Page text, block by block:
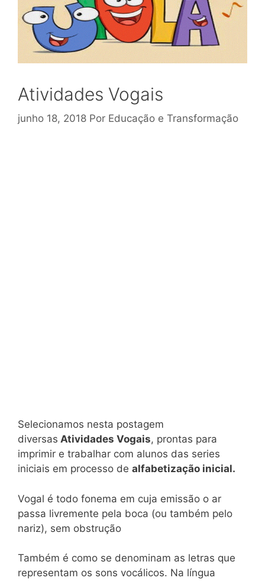
Atividades Vogais
junho 18, 2018 Por Educação e Transformação
Selecionamos nesta postagem
diversas Atividades Vogais, prontas para
imprimir e trabalhar com alunos das series
iniciais em processo de alfabetização inicial.
Vogal é todo fonema em cuja emissão o ar
passa livremente pela boca (ou também pelo
nariz), sem obstrução
Também é como se denominam as letras que
representam os sons vocálicos. Na língua